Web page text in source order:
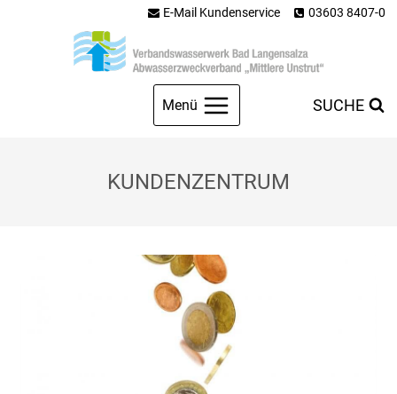
E-Mail Kundenservice 03603 8407-0
Menü SUCHE
KUNDENZENTRUM